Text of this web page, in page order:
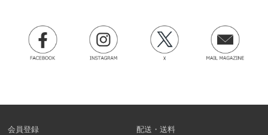
会員登録
配送・送料